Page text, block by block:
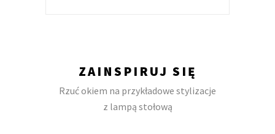
ZAINSPIRUJ SIĘ
Rzuć okiem na przykładowe stylizacje
z lampą stołową